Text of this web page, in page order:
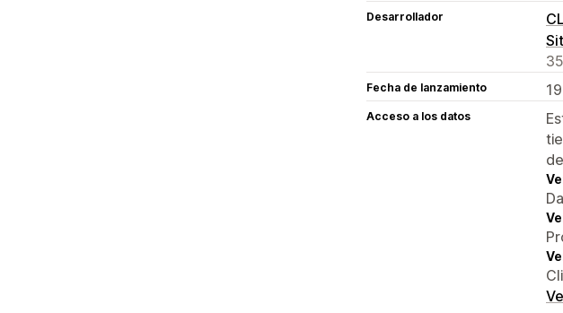
Desarrollador
Fecha de lanzamiento
Acceso a los datos